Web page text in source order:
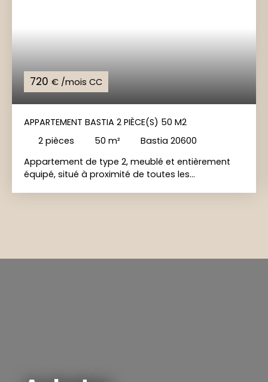
720 € /mois CC
APPARTEMENT BASTIA 2 PIÈCE(S) 50 M2
2 pièces 50 m²
Bastia 20600
Appartement de type 2, meublé et entièrement
équipé, situé à proximité de toutes les